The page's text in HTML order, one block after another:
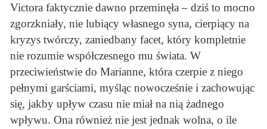
Victora faktycznie dawno przeminęła – dziś to mocno
zgorzkniały, nie lubiący własnego syna, cierpiący na
kryzys twórczy, zaniedbany facet, który kompletnie
nie rozumie współczesnego mu świata. W
przeciwieństwie do Marianne, która czerpie z niego
pełnymi garściami, myśląc nowocześnie i zachowując
się, jakby upływ czasu nie miał na nią żadnego
wpływu. Ona również nie jest jednak wolna, o ile